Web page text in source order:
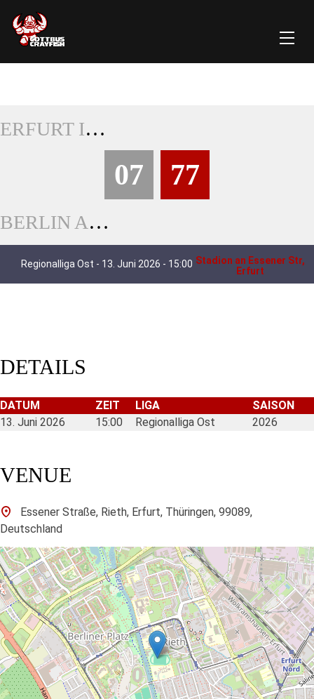
ERFURT INDIGOS
07 77
BERLIN ADLER
Regionalliga Ost - 13. Juni 2026 - 15:00 Stadion an Essener Str,
Erfurt
DETAILS
DATUM ZEIT LIGA
SAISON
13. Juni 2026
15:00 Regionalliga Ost 2026
VENUE
Essener Straße, Rieth, Erfurt, Thüringen, 99089,
Deutschland